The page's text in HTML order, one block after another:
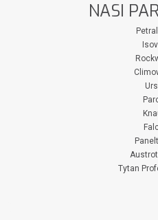
NASI
Tytan